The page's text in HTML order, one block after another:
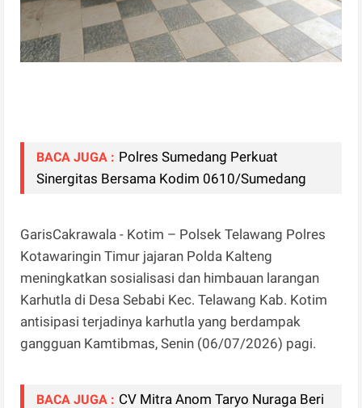
BACA JUGA : Polres Sumedang Perkuat
Sinergitas Bersama Kodim 0610/Sumedang
GarisCakrawala - Kotim – Polsek Telawang Polres
Kotawaringin Timur jajaran Polda Kalteng
meningkatkan sosialisasi dan himbauan larangan
Karhutla di Desa Sebabi Kec. Telawang Kab. Kotim
antisipasi terjadinya karhutla yang berdampak
gangguan Kamtibmas, Senin (06/07/2026) pagi.
BACA JUGA : CV Mitra Anom Taryo Nuraga Beri